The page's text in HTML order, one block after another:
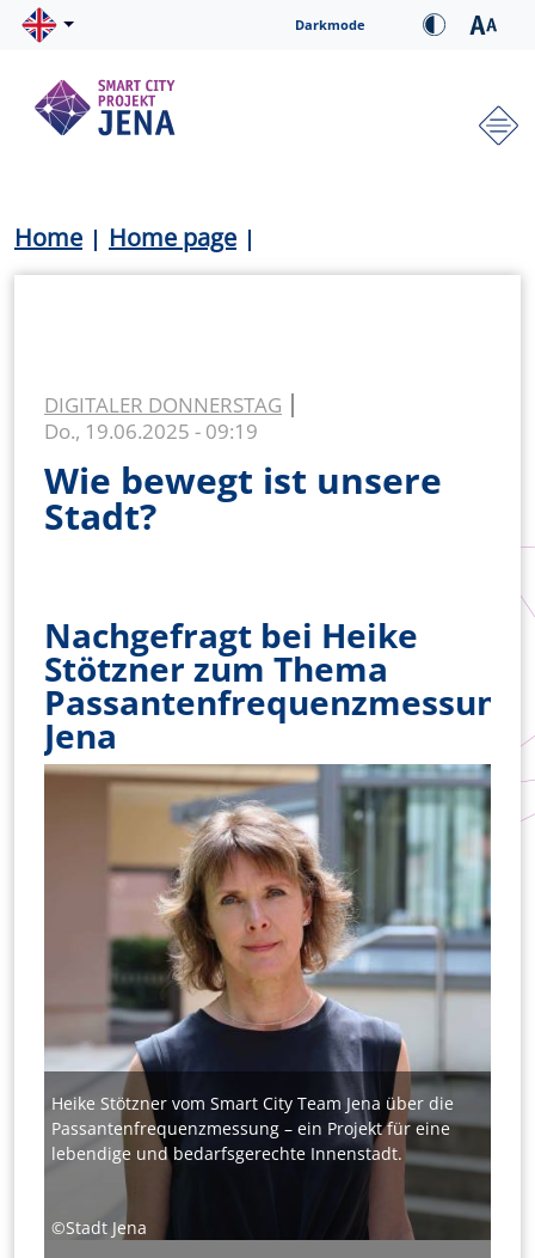
Skip to main content Darkmode
Breadcrumb
Home Home page
DIGITALER DONNERSTAG
Do., 19.06.2025 - 09:19
Wie bewegt ist unsere
Stadt?
Nachgefragt bei Heike
Stötzner zum Thema
Passantenfrequenzmessung
Jena
Bild
Heike Stötzner vom Smart City Team Jena über die
Passantenfrequenzmessung – ein Projekt für eine
lebendige und bedarfsgerechte Innenstadt.
©Stadt Jena
Cookie-Einstellungen